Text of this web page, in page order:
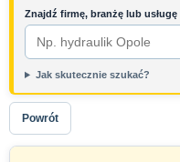
Znajdź firmę, branżę lub usługę
Jak skutecznie szukać?
Powrót